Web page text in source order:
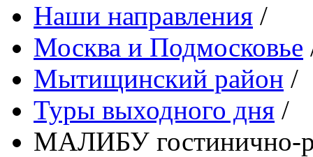
Наши направления /
Москва и Подмосковье
Мытищинский район /
Туры выходного дня /
МАЛИБУ гостинично-